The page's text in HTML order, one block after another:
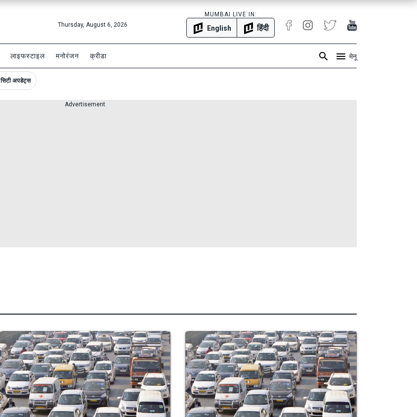
Thursday, August 6, 2026
MUMBAI LIVE IN:
English हिंदी
लाइफस्टाइल मनोरंजन क्रीडा मेनू
सिटी अपडेट्स
Advertisement